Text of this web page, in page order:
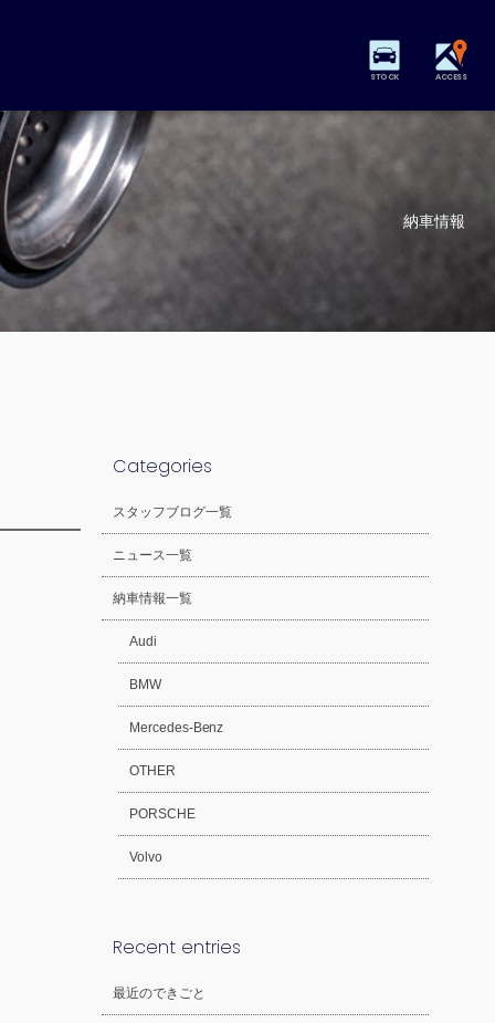
STOCK ACCESS
納車情報
Categories
スタッフブログ一覧
ニュース一覧
納車情報一覧
Audi
BMW
Mercedes-Benz
OTHER
PORSCHE
Volvo
Recent entries
最近のできごと